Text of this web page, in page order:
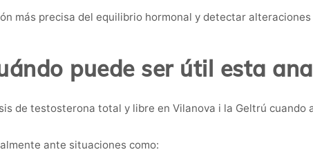
más precisa del equilibrio hormonal y detectar
puede ser útil esta
de testosterona total y libre en Vilanova i la Geltrú
ante situaciones como: